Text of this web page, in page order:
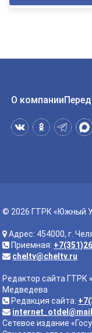
О компании
© 2026 ГТРК «Южный
Адрес: 454000, г.
Приемная:
cheltv@cheltv.ru
Редактор сайта ГТРК
Медведева
Редакция сайта:
Сетевое издание